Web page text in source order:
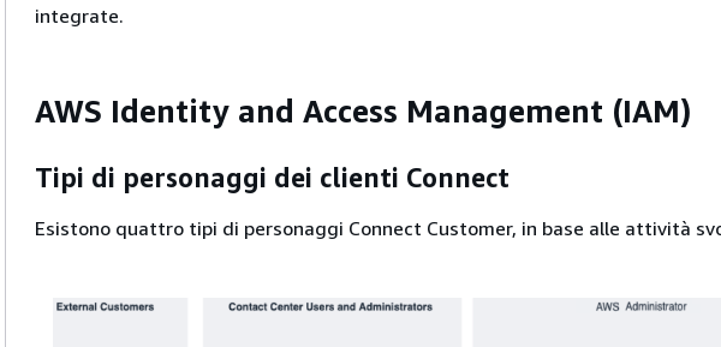
integrate.
AWS Identity and Access Management (IAM)
Tipi di personaggi dei clienti Connect
Esistono quattro tipi di personaggi Connect Customer, in base alle attività